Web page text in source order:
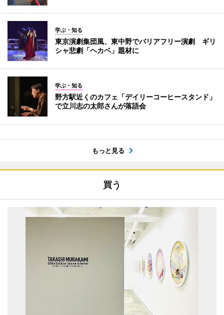
学ぶ・知る
東京演劇集団風、東中野でバリアフリー演劇 ギリ
シャ悲劇「ヘカベ」題材に
学ぶ・知る
野方駅近くのカフェ「デイリーコーヒースタンド」
で立川志の太郎さんが落語会
もっと見る
買う